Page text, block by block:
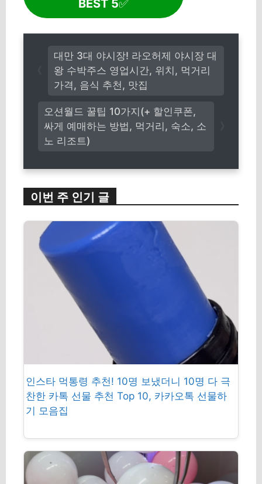
BEST 5✅
오션월드 꿀팁 10가지(+ 할인쿠폰,
싸게 예매하는 방법, 먹거리, 숙소, 소
노 리조트)
대만 3대 야시장! 라오허제 야시장 대
왕 수박주스 영업시간, 위치, 먹거리
가격, 음식 추천, 맛집
이번 주 인기 글
인스타 먹통령 추천! 10명 보냈더니 10명 다 극
찬한 카톡 선물 추천 Top 10, 카카오톡 선물하
기 모음집